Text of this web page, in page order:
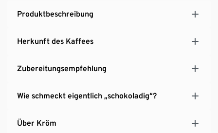
Produktbeschreibung
Herkunft des Kaffees
Zubereitungsempfehlung
Wie schmeckt eigentlich „schokoladig“?
Über Kröm